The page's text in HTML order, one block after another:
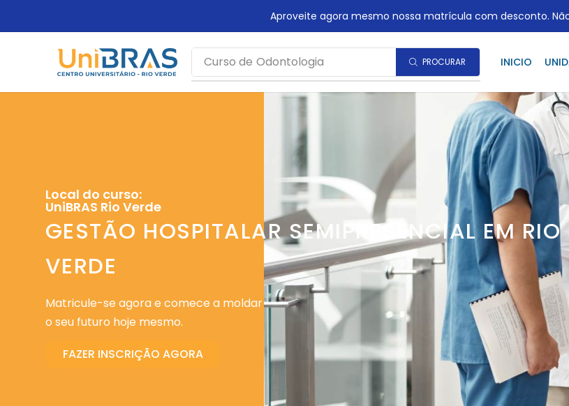
Aproveite agora mesmo nossa matrícula com desconto.
Curso de Odontologia PROCURAR INICIO
Local do curso:
UniBRAS Rio Verde
GESTÃO HOSPITALAR SEMIPRESENCIAL EM RIO
VERDE
Matricule-se agora e comece a moldar
o seu futuro hoje mesmo.
FAZER INSCRIÇÃO AGORA